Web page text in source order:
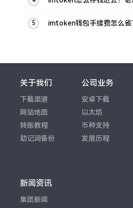
imtoken钱包手续费怎么省
关于我们
下载渠道
网站地图
转账教程
助记词备份
公司业务
安卓下载
以太坊
币种支持
发展历程
新闻资讯
集团新闻